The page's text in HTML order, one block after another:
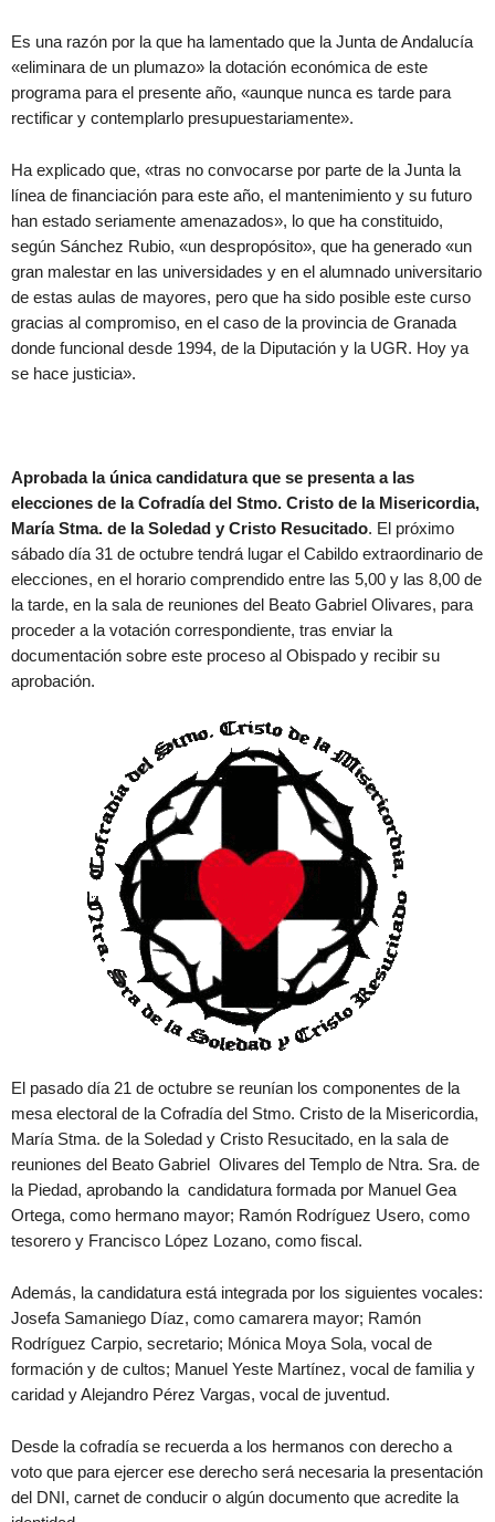
Es una razón por la que ha lamentado que la Junta de Andalucía
«eliminara de un plumazo» la dotación económica de este
programa para el presente año, «aunque nunca es tarde para
rectificar y contemplarlo presupuestariamente».
Ha explicado que, «tras no convocarse por parte de la Junta la
línea de financiación para este año, el mantenimiento y su futuro
han estado seriamente amenazados», lo que ha constituido,
según Sánchez Rubio, «un despropósito», que ha generado «un
gran malestar en las universidades y en el alumnado universitario
de estas aulas de mayores, pero que ha sido posible este curso
gracias al compromiso, en el caso de la provincia de Granada
donde funcional desde 1994, de la Diputación y la UGR. Hoy ya
se hace justicia».
Aprobada la única candidatura que se presenta a las
elecciones de la Cofradía del Stmo. Cristo de la Misericordia,
María Stma. de la Soledad y Cristo Resucitado. El próximo
sábado día 31 de octubre tendrá lugar el Cabildo extraordinario de
elecciones, en el horario comprendido entre las 5,00 y las 8,00 de
la tarde, en la sala de reuniones del Beato Gabriel Olivares, para
proceder a la votación correspondiente, tras enviar la
documentación sobre este proceso al Obispado y recibir su
aprobación.
El pasado día 21 de octubre se reunían los componentes de la
mesa electoral de la Cofradía del Stmo. Cristo de la Misericordia,
María Stma. de la Soledad y Cristo Resucitado, en la sala de
reuniones del Beato Gabriel Olivares del Templo de Ntra. Sra. de
la Piedad, aprobando la candidatura formada por Manuel Gea
Ortega, como hermano mayor; Ramón Rodríguez Usero, como
tesorero y Francisco López Lozano, como fiscal.
Además, la candidatura está integrada por los siguientes vocales:
Josefa Samaniego Díaz, como camarera mayor; Ramón
Rodríguez Carpio, secretario; Mónica Moya Sola, vocal de
formación y de cultos; Manuel Yeste Martínez, vocal de familia y
caridad y Alejandro Pérez Vargas, vocal de juventud.
Desde la cofradía se recuerda a los hermanos con derecho a
voto que para ejercer ese derecho será necesaria la presentación
del DNI, carnet de conducir o algún documento que acredite la